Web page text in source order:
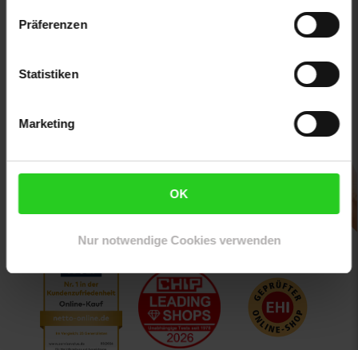
Präferenzen
Statistiken
Marketing
OK
Nur notwendige Cookies verwenden
Unsere Auszeichnungen